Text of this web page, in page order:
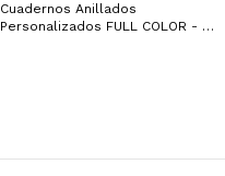
Cuadernos Anillados
Personalizados FULL COLOR - A